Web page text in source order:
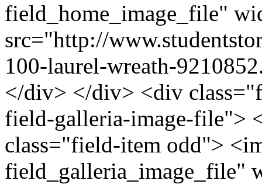
field_home_image_file"
src="http://
100-laurel-wreath-
</div> </div> <div
field-galleria-image-file">
class="field-item odd">
field_galleria_image_file"